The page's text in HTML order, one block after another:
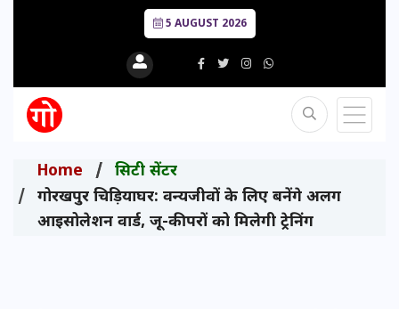
5 AUGUST 2026
Home
सिटी सेंटर
गोरखपुर चिड़ियाघर: वन्यजीवों के लिए बनेंगे अलग
आइसोलेशन वार्ड, जू-कीपरों को मिलेगी ट्रेनिंग